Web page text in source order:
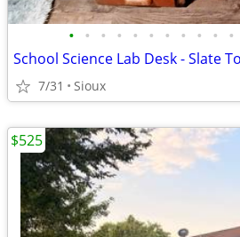
• • • • • • • • • • •
School Science Lab Desk - Slate
7/31 Sioux
$525